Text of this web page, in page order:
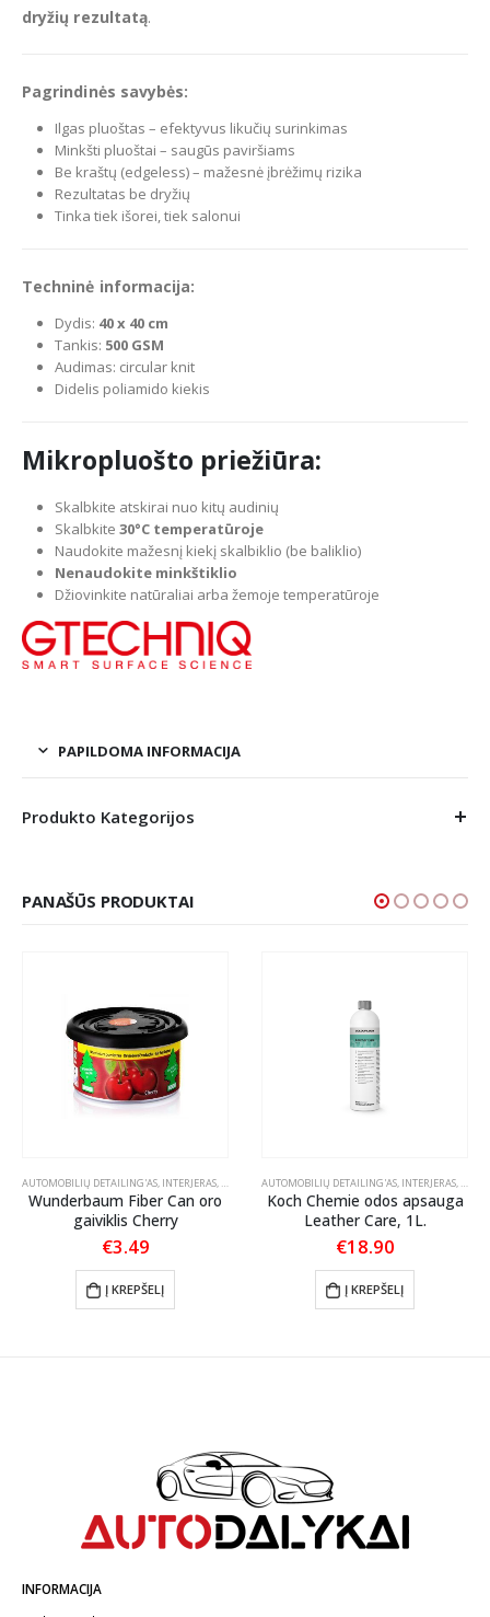
dryžių rezultatą.
Pagrindinės savybės:
Ilgas pluoštas – efektyvus likučių surinkimas
Minkšti pluoštai – saugūs paviršiams
Be kraštų (edgeless) – mažesnė įbrėžimų rizika
Rezultatas be dryžių
Tinka tiek išorei, tiek salonui
Techninė informacija:
Dydis: 40 x 40 cm
Tankis: 500 GSM
Audimas: circular knit
Didelis poliamido kiekis
Mikropluošto priežiūra:
Skalbkite atskirai nuo kitų audinių
Skalbkite 30°C temperatūroje
Naudokite mažesnį kiekį skalbiklio (be baliklio)
Nenaudokite minkštiklio
Džiovinkite natūraliai arba žemoje temperatūroje
PAPILDOMA INFORMACIJA
Produkto Kategorijos
PANAŠŪS PRODUKTAI
PADAI
AUTOMOBILIŲ DETAILING'AS, INTERJERAS, KVAPAI AUTOMOBILIUI
Wunderbaum Fiber Can oro
gaiviklis Cherry
€3.49
Į KREPŠELĮ
AUTOMOBILIŲ DETAILING'AS, INTERJERAS, ODOS
Koch Chemie odos apsauga
Leather Care, 1L.
€18.90
Į KREPŠELĮ
INFORMACIJA